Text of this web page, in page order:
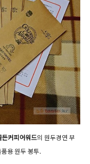
든커피어워드의 원두경연 부
용 원두 봉투.